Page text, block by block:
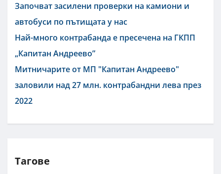
Започват засилени проверки на камиони и
автобуси по пътищата у нас
Най-много контрабанда е пресечена на ГКПП
„Капитан Андреево”
Митничарите от МП "Капитан Андреево"
заловили над 27 млн. контрабандни лева през
2022
Тагове